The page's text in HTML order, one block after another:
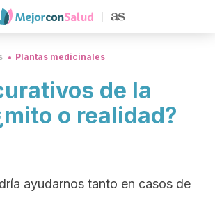
Plantas medicinales
de la
o realidad?
ayudarnos tanto en casos de